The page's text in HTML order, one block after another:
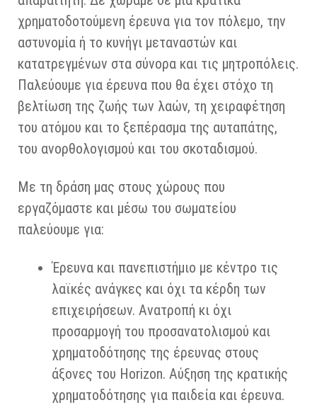
χρηματοδοτούμενη έρευνα για τον πόλεμο, την
αστυνομία ή το κυνήγι μεταναστών και
κατατρεγμένων στα σύνορα και τις μητροπόλεις.
Παλεύουμε για έρευνα που θα έχει στόχο τη
βελτίωση της ζωής των λαών, τη χειραφέτηση
του ατόμου και το ξεπέρασμα της αυταπάτης,
του ανορθολογισμού και του σκοταδισμού.
Με τη δράση μας στους χώρους που
εργαζόμαστε και μέσω του σωματείου
παλεύουμε για:
Έρευνα και πανεπιστήμιο με κέντρο τις
λαϊκές ανάγκες και όχι τα κέρδη των
επιχειρήσεων. Ανατροπή κι όχι
προσαρμογή του προσανατολισμού και
χρηματοδότησης της έρευνας στους
άξονες του Horizon. Αύξηση της κρατικής
χρηματοδότησης για παιδεία και έρευνα.